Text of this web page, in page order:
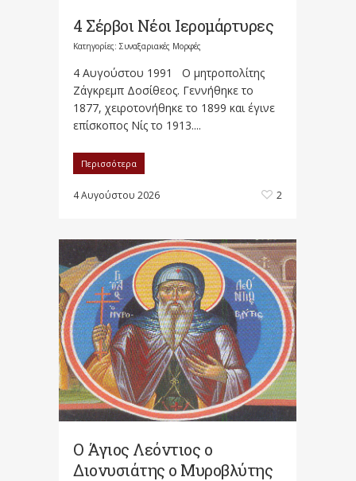
4 Σέρβοι Νέοι Ιερομάρτυρες
Κατηγορίες: Συναξαριακές Μορφές
4 Αυγούστου 1991 Ο μητροπολίτης
Ζάγκρεμπ Δοσίθεος. Γεννήθηκε το
1877, χειροτονήθηκε το 1899 και έγινε
επίσκοπος Νίς το 1913....
Περισσότερα
4 Αυγούστου 2026 2
Ο Άγιος Λεόντιος ο
Διονυσιάτης ο Μυροβλύτης